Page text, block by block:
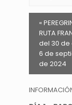
«
RUTA
del 30
6 de
de 2024